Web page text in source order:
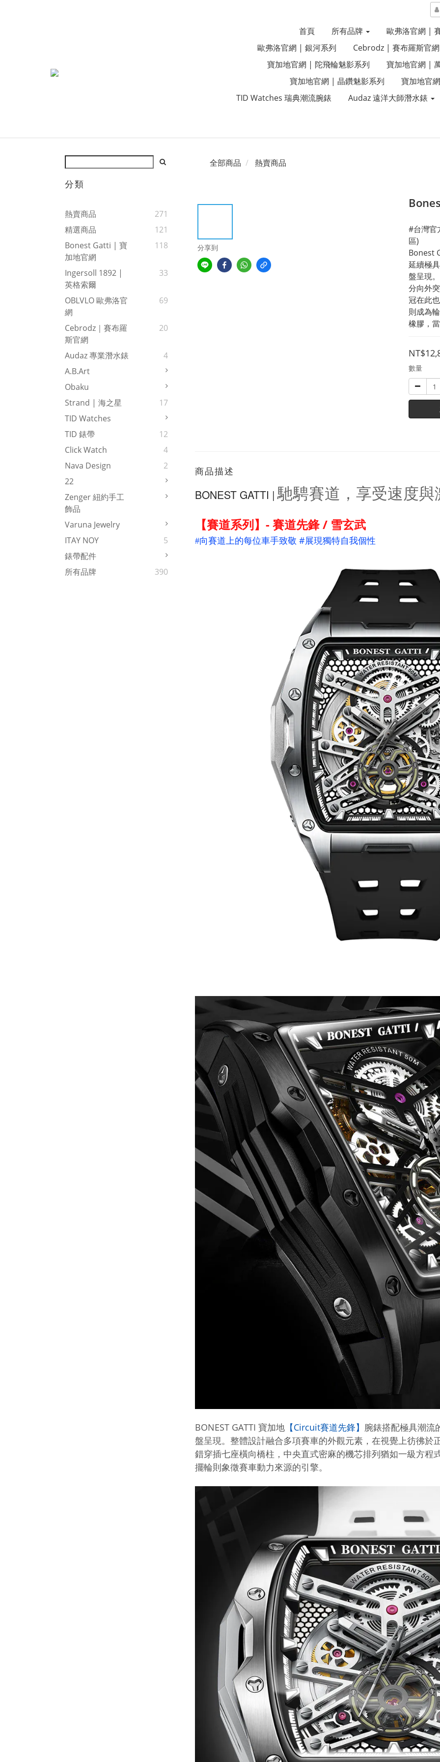
首頁 所有品牌
歐弗洛官網 |
歐弗洛官網 | 銀河系列
Cebrodz | 賽布羅斯官網
寶加地官網 | 陀飛輪魅影系列
寶加地官網 |
寶加地官網 | 晶鑽魅影系列
寶加地官
TID Watches 瑞典潮流腕錶
Audaz 遠洋大師潛水錶
分類
熱賣商品
271
精選商品
121
Bonest Gatti | 寶
加地官網
118
Ingersoll 1892 |
英格索爾
33
OBLVLO 歐弗洛官
網
69
Cebrodz｜賽布羅
斯官網
20
Audaz 專業潛水錶
4
A.b.art
Obaku
Strand | 海之星
17
TID Watches
TID 錶帶
12
Click Watch
4
Nava Design
2
22
Zenger 紐約手工
飾品
Varuna Jewelry
ITAY NOY
5
錶帶配件
所有品牌
390
全部商品 熱賣商品
分享到
#台灣官
區)
Bonest
延續極
盤呈現
分向外
冠在此
則成為
橡膠，
數量
商品描述
BONEST GATTI |馳騁賽道，享受速度
【賽道系列】 - 賽道先鋒/ 雪玄武
#向賽道上的每位車手致敬 #展現獨特自我個性
BONEST GATTI 寶加地 【Circuit賽道先鋒】 腕錶搭配極具潮流
盤呈現。整體設計融合多項賽車的外觀元素，在視覺上彷彿於
錯穿插七座橫向橋柱，中央直式密麻的機芯排列猶如一級方程
擺輪則象徵賽車動力來源的引擎。